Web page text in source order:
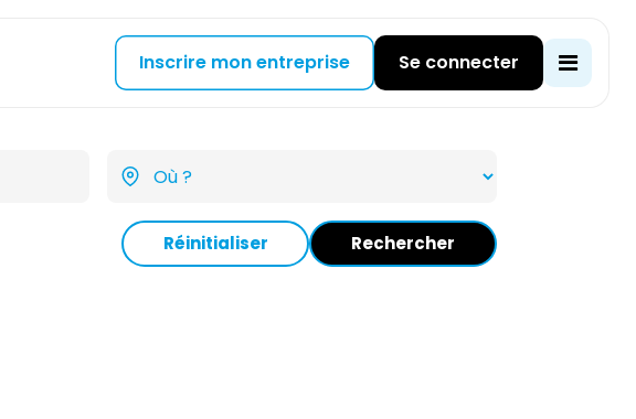
Inscrire mon entreprise Se connecter
Réinitialiser Rechercher